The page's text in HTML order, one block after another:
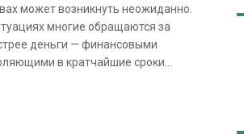
может возникнуть неожиданно.
многие обращаются за
деньги — финансовыми
в кратчайшие сроки…